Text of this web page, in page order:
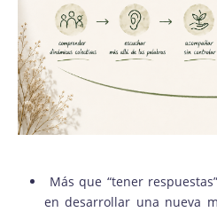
Más que “tener
en desarrollar una nueva